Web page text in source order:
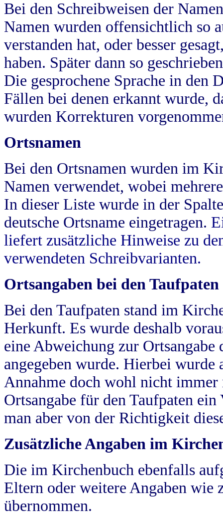
Bei den Schreibweisen der
Namen wurden offensichtlich so
verstanden hat, oder besser
haben. Später dann so
Die gesprochene Sprache in
Fällen bei denen erkannt wurde,
wurden Korrekturen
Ortsnamen
Bei den Ortsnamen wurden im
Namen verwendet, wobei
In dieser Liste wurde in der
deutsche Ortsname eingetragen.
liefert zusätzliche Hinweise zu
verwendeten Schreibvarianten.
Ortsangaben bei den Taufpaten
Bei den Taufpaten stand im
Herkunft. Es wurde deshalb
eine Abweichung zur
angegeben wurde. Hierbei wurde
Annahme doch wohl nicht
Ortsangabe für den Taufpaten
man aber von der Richtigkeit
Zusätzliche Angaben im
Die im Kirchenbuch ebenfalls
Eltern oder weitere Angaben wie
übernommen.